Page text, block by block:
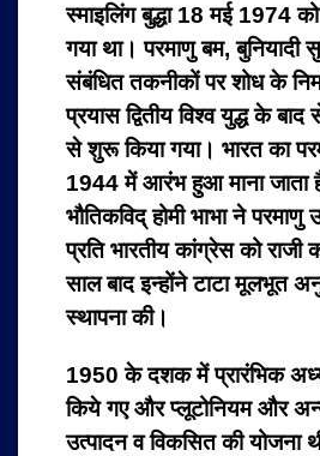
स्माइलिंग बुद्धा 18 मई 1974
गया था।परमाणु बम, बुनियादी
संबंधित तकनीकों पर शोध के
प्रयास द्वितीय विश्व युद्ध के
से शुरू किया गया। भारत का
1944 में आरंभ हुआ माना जाता
भौतिकविद् होमी भाभा ने
प्रति भारतीय कांग्रेस को
साल बाद इन्होंने टाटा मूलभूत
स्थापना की।
1950 के दशक में प्रारंभिक
किये गए और प्लूटोनियम और
उत्पादन व विकसित की योजना